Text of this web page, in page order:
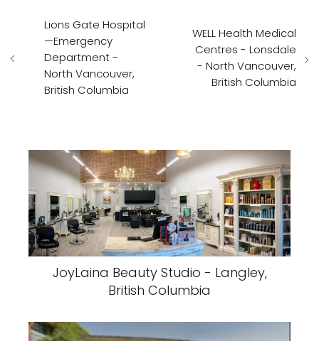
Lions Gate Hospital
—Emergency
Department -
North Vancouver,
British Columbia
WELL Health Medical
Centres - Lonsdale
- North Vancouver,
British Columbia
JoyLaina Beauty Studio - Langley,
British Columbia